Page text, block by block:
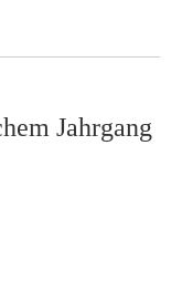
Jahrgang